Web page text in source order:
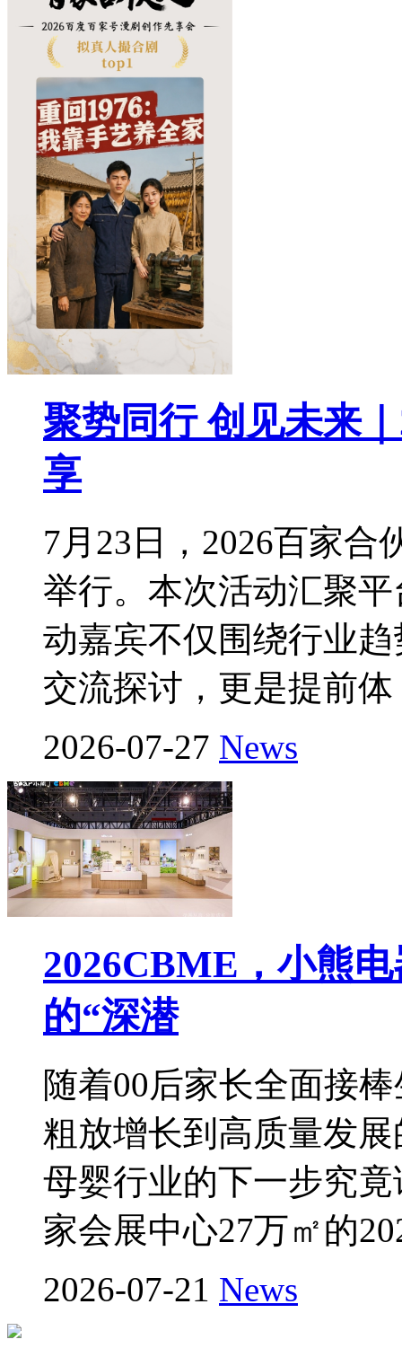
聚势同行 创见未来
享
7月23日，2026百家合
举行。本次活动汇聚
动嘉宾不仅围绕行业
交流探讨，更是提前体
2026-07-27 News
2026CBME，小熊
的“深潜
随着00后家长全面接
粗放增长到高质量发
母婴行业的下一步究
家会展中心27万㎡的
2026-07-21 News